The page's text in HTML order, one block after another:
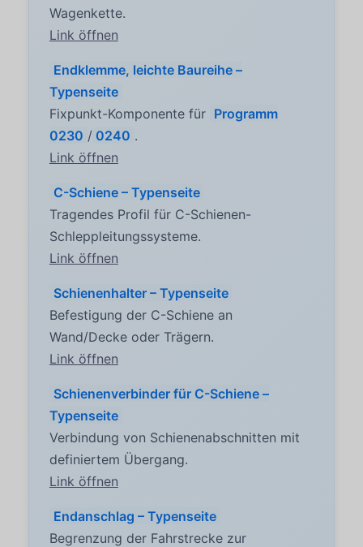
Wagenkette.
Link öffnen
Endklemme, leichte Baureihe –
Typenseite
Fixpunkt-Komponente für Programm
0230 / 0240 .
Link öffnen
C-Schiene – Typenseite
Tragendes Profil für C-Schienen-
Schleppleitungssysteme.
Link öffnen
Schienenhalter – Typenseite
Befestigung der C-Schiene an
Wand/Decke oder Trägern.
Link öffnen
Schienenverbinder für C-Schiene –
Typenseite
Verbindung von Schienenabschnitten mit
definiertem Übergang.
Link öffnen
Endanschlag – Typenseite
Begrenzung der Fahrstrecke zur